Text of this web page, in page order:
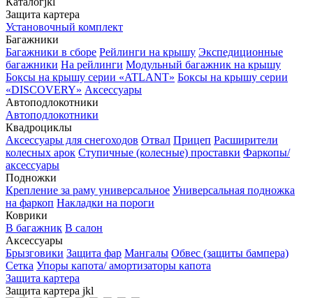
Защита картера
Установочный комплект
Багажники
Багажники в сборе Рейлинги на крышу Экспедиционные
багажники На рейлинги Модульный багажник на крышу
Боксы на крышу серии «ATLANT» Боксы на крышу серии
«DISCOVERY» Аксессуары
Автоподлокотники
Автоподлокотники
Квадроциклы
Аксессуары для снегоходов Отвал Прицеп Расширители
колесных арок Ступичные (колесные) проставки Фаркопы/
аксессуары
Подножки
Крепление за раму универсальное Универсальная подножка
на фаркоп Накладки на пороги
Коврики
В багажник В салон
Аксессуары
Брызговики Защита фар Мангалы Обвес (защиты бампера)
Сетка Упоры капота/ амортизаторы капота
Защита картера
Защита картера jkl